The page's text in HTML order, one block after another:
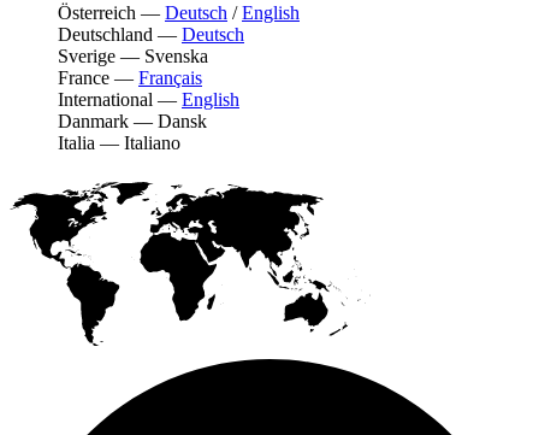
Österreich — Deutsch /English
Deutschland — Deutsch
Sverige — Svenska
France — Français
International — English
Danmark — Dansk
Italia — Italiano